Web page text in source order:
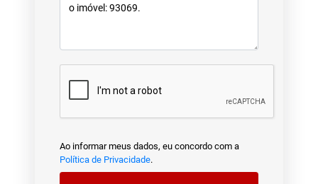
Ao informar meus dados, eu concordo com a
Política de Privacidade.